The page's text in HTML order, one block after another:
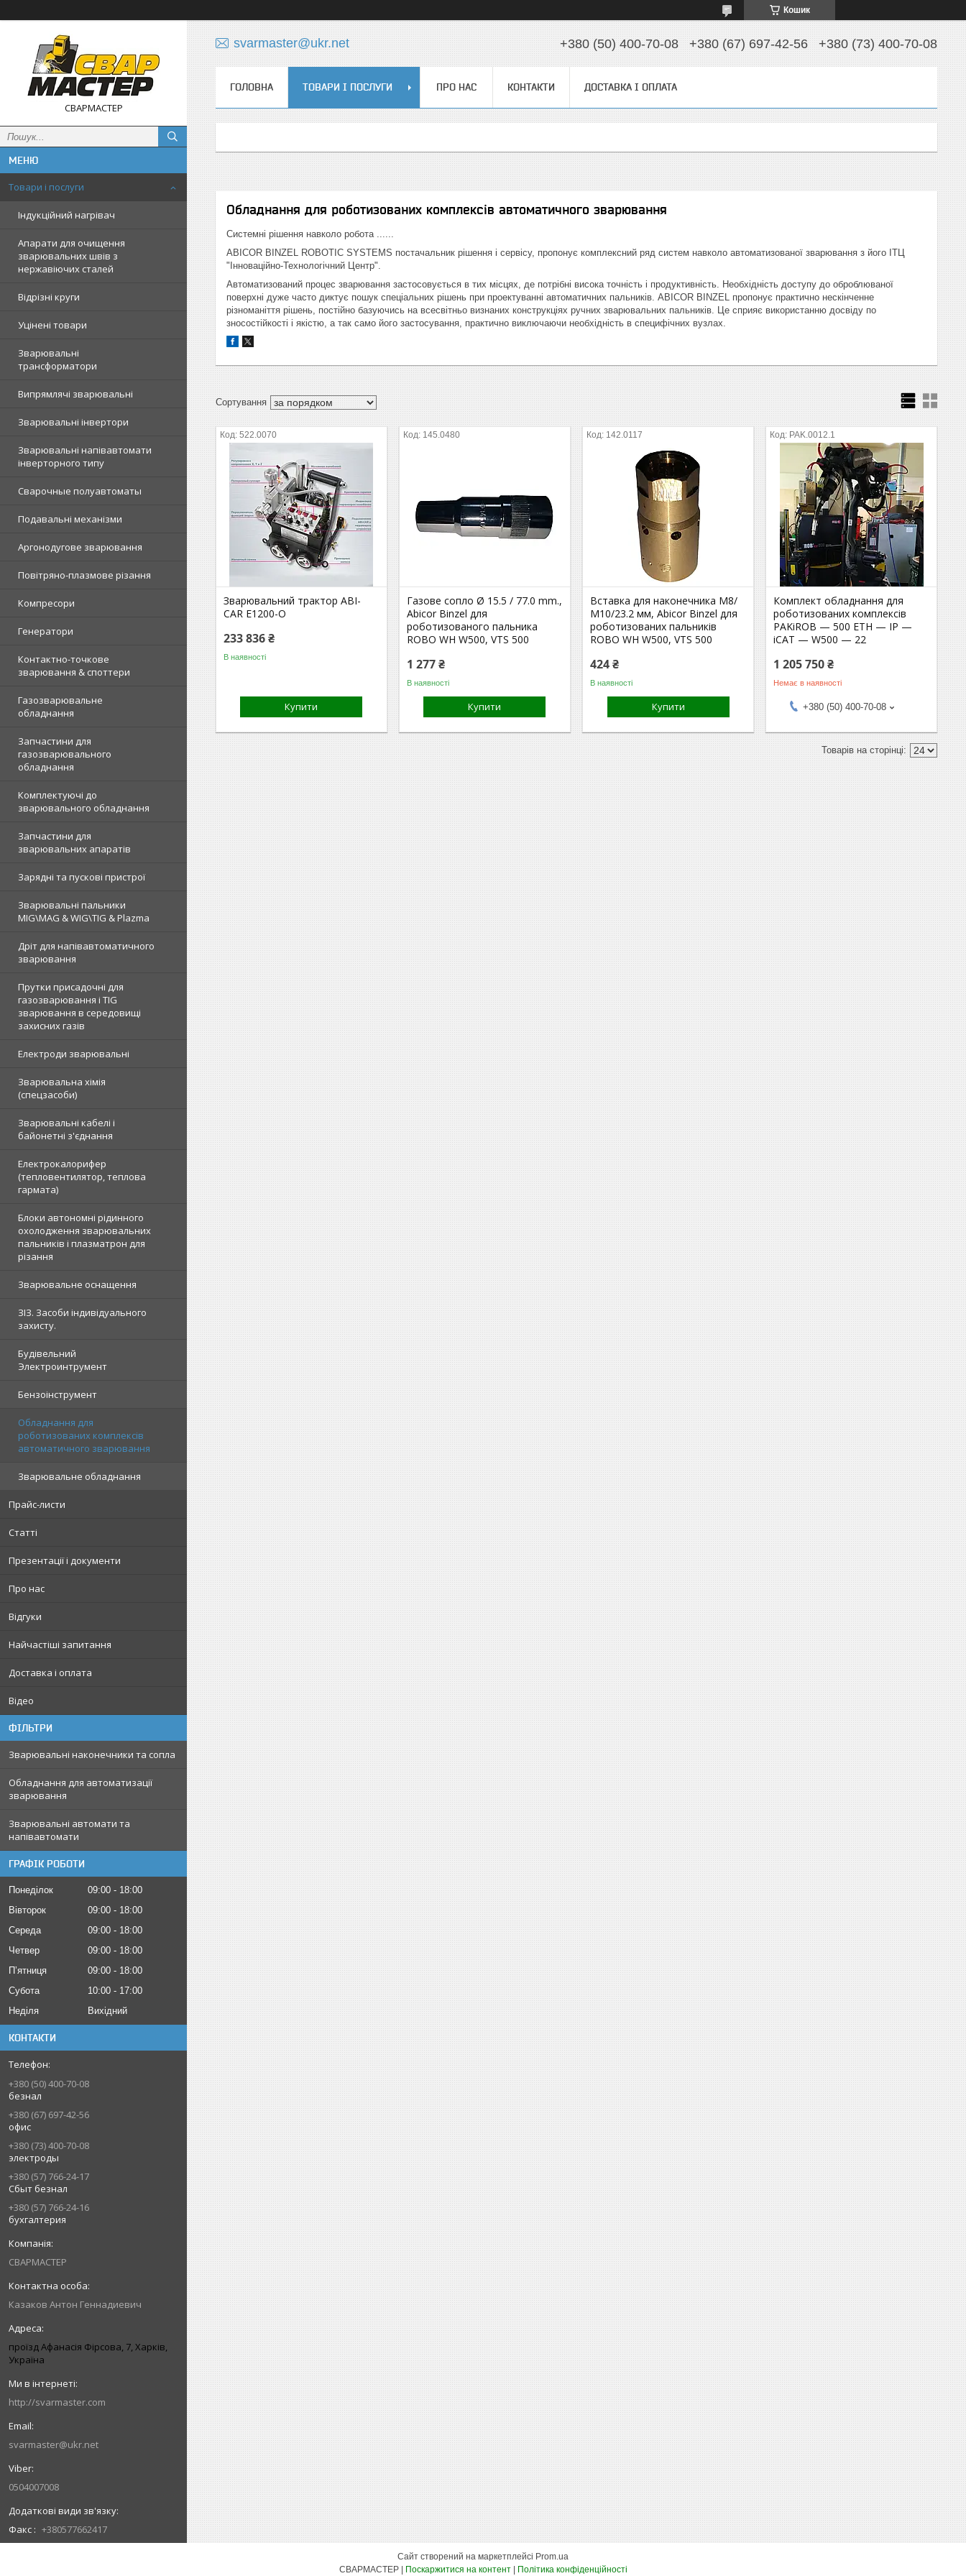
Кошик
СВАРМАСТЕР
Товари і послуги
Індукційний нагрівач
Апарати для очищення
зварювальних швів з
нержавіючих сталей
Відрізні круги
Уцінені товари
Зварювальні
трансформатори
Випрямлячі зварювальні
Зварювальні інвертори
Зварювальні напівавтомати
інверторного типу
Сварочные полуавтоматы
Подавальні механізми
Аргонодугове зварювання
Повітряно-плазмове різання
Компресори
Генератори
Контактно-точкове
зварювання & споттери
Газозварювальне
обладнання
Запчастини для
газозварювального
обладнання
Комплектуючі до
зварювального обладнання
Запчастини для
зварювальних апаратів
Зарядні та пускові пристрої
Зварювальні пальники
MIG\MAG & WIG\TIG & Plazma
Дріт для напівавтоматичного
зварювання
Прутки присадочні для
газозварювання і TIG
зварювання в середовищі
захисних газів
Електроди зварювальні
Зварювальна хімія
(спецзасоби)
Зварювальні кабелі і
байонетні з'єднання
Електрокалорифер
(тепловентилятор, теплова
гармата)
Блоки автономні рідинного
охолодження зварювальних
пальників і плазматрон для
різання
Зварювальне оснащення
ЗІЗ. Засоби індивідуального
захисту.
Будівельний
Электроинтрумент
Бензоінструмент
Обладнання для
роботизованих комплексів
автоматичного зварювання
Зварювальне обладнання
Прайс-листи
Статті
Презентації і документи
Про нас
Відгуки
Найчастіші запитання
Доставка і оплата
Відео
ФІЛЬТРИ
Зварювальні наконечники та сопла
Обладнання для автоматизації
зварювання
Зварювальні автомати та
напівавтомати
ГРАФІК РОБОТИ
Понеділок 09:00
18:00
Вівторок
09:00
18:00
Середа
09:00
18:00
Четвер
09:00
18:00
Пʼятниця
09:00
18:00
Субота
10:00
17:00
Неділя
Вихідний
КОНТАКТИ
+380 (50) 400-70-08
безнал
+380 (67) 697-42-56
офис
+380 (73) 400-70-08
электроды
+380 (57) 766-24-17
Сбыт безнал
+380 (57) 766-24-16
бухгалтерия
СВАРМАСТЕР
Казаков Антон Геннадиевич
проїзд Афанасія Фірсова, 7, Харків,
Україна
http://svarmaster.com
svarmaster@ukr.net
0504007008
Факс +380577662417
svarmaster@ukr.net +380 (50) 400-70-08 +380 (67) 697-42-56 +380 (73) 400-70-08
ГОЛОВНА ТОВАРИ І ПОСЛУГИ ПРО НАС КОНТАКТИ ДОСТАВКА І ОПЛАТА
Обладнання для роботизованих комплексів автоматичного зварювання
Системні рішення навколо робота ......
ABICOR BINZEL ROBOTIC SYSTEMS постачальник рішення і сервісу, пропонує комплексний ряд систем навколо автоматизованої зварювання з його ІТЦ
"Інноваційно-Технологічний Центр".
Автоматизований процес зварювання застосовується в тих місцях, де потрібні висока точність і продуктивність. Необхідність доступу до оброблюваної
поверхні дуже часто диктує пошук спеціальних рішень при проектуванні автоматичних пальників. ABICOR BINZEL пропонує практично нескінченне
різноманіття рішень, постійно базуючись на всесвітньо визнаних конструкціях ручних зварювальних пальників. Це сприяє використанню досвіду по
зносостійкості і якістю, а так само його застосування, практично виключаючи необхідність в специфічних вузлах.
522.0070
Зварювальний трактор ABI-
CAR E1200-O
233 836 ₴
В наявності
Купити
145.0480
Газове сопло Ø 15.5 / 77.0 mm.,
Abicor Binzel для
роботизованого пальника
ROBO WH W500, VTS 500
1 277 ₴
В наявності
Купити
142.0117
Вставка для наконечника M8/
М10/23.2 мм, Abicor Binzel для
роботизованих пальників
ROBO WH W500, VTS 500
424 ₴
В наявності
Купити
PAK.0012.1
Комплект обладнання для
роботизованих комплексів
PAKiROB — 500 ETH — IP —
iCAT — W500 — 22
1 205 750 ₴
Немає в наявності
+380 (50) 400-70-08
Сайт створений на маркетплейсі Prom.ua
Поскаржитися на контент Політика конфіденційності